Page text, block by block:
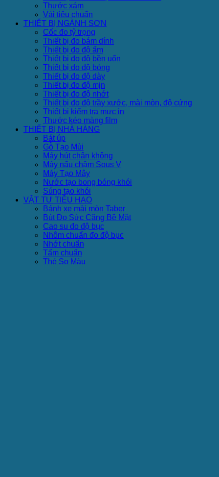
Thước xám
Vải tiêu chuẩn
THIẾT BỊ NGÀNH SƠN
Cốc đo tỷ trọng
Thiết bị đo bám dính
Thiết bị đo độ ẩm
Thiết bị đo độ bền uốn
Thiết bị đo độ bóng
Thiết bị đo độ dày
Thiết bị đo độ mịn
Thiết bị đo độ nhớt
Thiết bị đo độ trầy xước, mài mòn, độ cứng
Thiết bị kiểm tra mực in
Thước kéo màng film
THIẾT BỊ NHÀ HÀNG
Bát úp
Gỗ Tạo Mùi
Máy hút chân không
Máy nấu chậm Sous V
Máy Tạo Mây
Nước tạo bong bóng khói
Súng tạo khói
VẬT TƯ TIÊU HAO
Bánh xe mài mòn Taber
Bút Đo Sức Căng Bề Mặt
Cao su đo độ bục
Nhôm chuẩn đo độ bục
Nhớt chuẩn
Tấm chuẩn
Thẻ So Màu